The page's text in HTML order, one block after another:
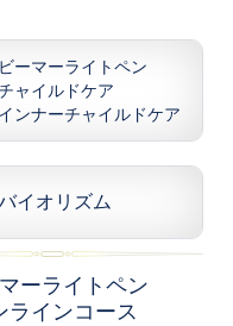
ビーマーライトペン
ャイルドケア
インナーチャイルドケア
イオリズム
ーライトペン
ラインコース